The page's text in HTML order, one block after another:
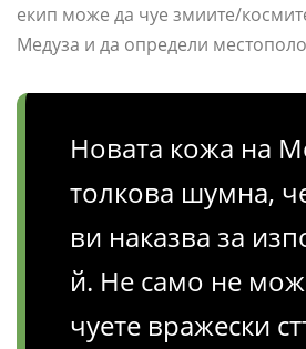
екип може да чуе змиите/
Медуза и да определи
Новата кожа на
толкова шумна,
ви наказва за
й. Не само не
чуете вражески